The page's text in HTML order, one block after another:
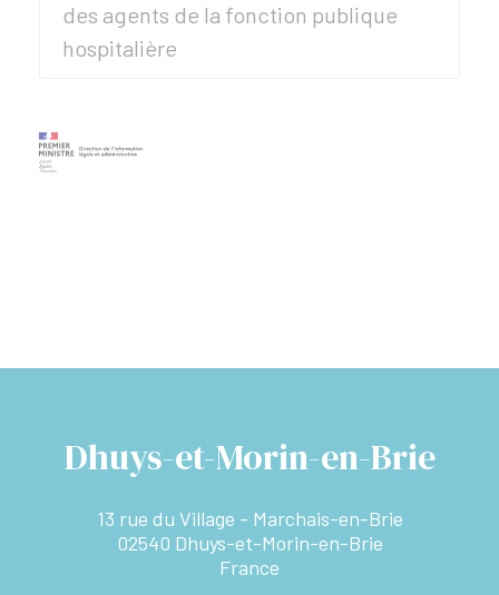
des agents de la fonction publique
hospitalière
Dhuys-et-Morin-en-Brie
13 rue du Village - Marchais-en-Brie
02540 Dhuys-et-Morin-en-Brie
France